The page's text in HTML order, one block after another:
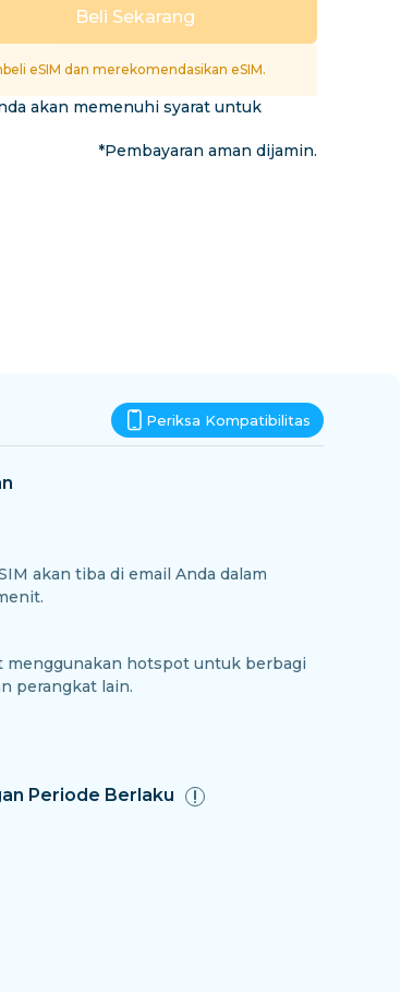
Beli Sekarang
eSIM dan merekomendasikan eSIM.
akan memenuhi syarat untuk
*Pembayaran aman dijamin.
Periksa Kompatibilitas
akan tiba di email Anda dalam
menggunakan hotspot untuk berbagi
perangkat lain.
Periode Berlaku